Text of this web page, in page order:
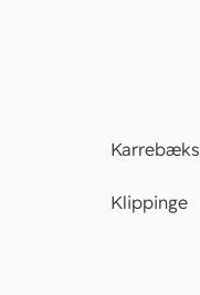
Klippinge